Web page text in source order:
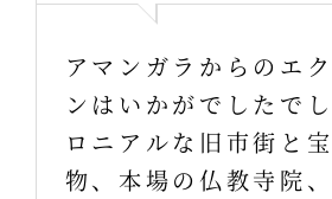
アマンガラからのエ
ンはいかがでしたで
ロニアルな旧市街と
物、本場の仏教寺院